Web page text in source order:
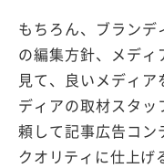
もちろん、ブラン
の編集方針、メデ
見て、良いメディ
ディアの取材スタ
頼して記事広告コ
クオリティに仕上げ